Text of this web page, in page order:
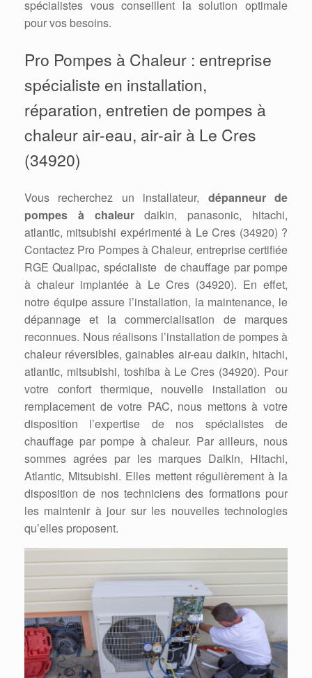
spécialistes vous conseillent la solution optimale
pour vos besoins.
Pro Pompes à Chaleur : entreprise
spécialiste en installation,
réparation, entretien de pompes à
chaleur air-eau, air-air à Le Cres
(34920)
Vous recherchez un installateur, dépanneur de
pompes à chaleurdaikin, panasonic, hitachi,
atlantic, mitsubishi expérimenté à Le Cres (34920) ?
Contactez Pro Pompes à Chaleur, entreprise certifiée
RGE Qualipac, spécialiste de chauffage par pompe
à chaleur implantée à Le Cres (34920). En effet,
notre équipe assure l’installation, la maintenance, le
dépannage et la commercialisation de marques
reconnues. Nous réalisons l’installation de pompes à
chaleur réversibles, gainables air-eau daikin, hitachi,
atlantic, mitsubishi, toshiba à Le Cres (34920). Pour
votre confort thermique, nouvelle installation ou
remplacement de votre PAC, nous mettons à votre
disposition l’expertise de nos spécialistes de
chauffage par pompe à chaleur. Par ailleurs, nous
sommes agrées par les marques Daikin, Hitachi,
Atlantic, Mitsubishi. Elles mettent régulièrement à la
disposition de nos techniciens des formations pour
les maintenir à jour sur les nouvelles technologies
qu’elles proposent.